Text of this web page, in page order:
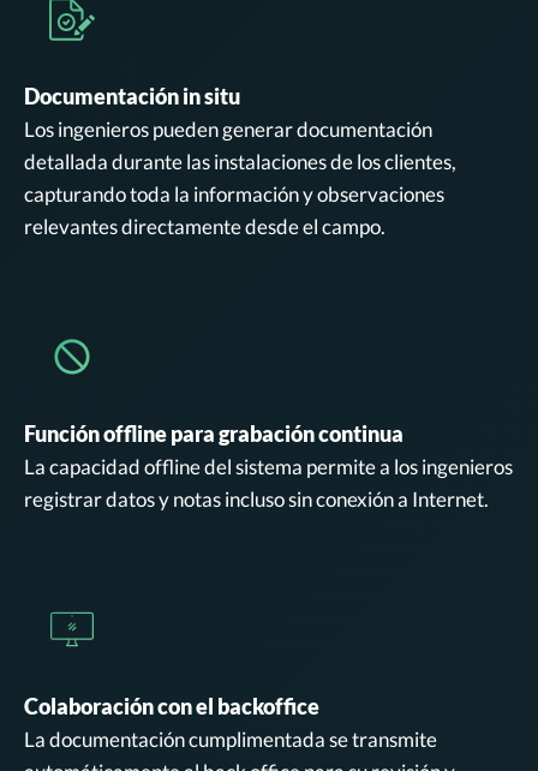
Documentación in situ
Los ingenieros pueden generar documentación
detallada durante las instalaciones de los clientes,
capturando toda la información y observaciones
relevantes directamente desde el campo.
Función offline para grabación continua
La capacidad offline del sistema permite a los ingenieros
registrar datos y notas incluso sin conexión a Internet.
Colaboración con el backoffice
La documentación cumplimentada se transmite